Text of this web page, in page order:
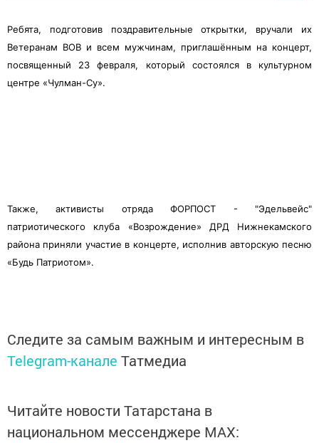
Ребята, подготовив поздравительные открытки, вручали их
Ветеранам ВОВ и всем мужчинам, приглашённым на концерт,
посвященный 23 февраля, который состоялся в культурном
центре «Чулман-Су».
Также, активисты отряда ФОРПОСТ - "Эдельвейс"
патриотического клуба «Возрождение» ДРД Нижнекамского
района приняли участие в концерте, исполнив авторскую песню
«Будь Патриотом».
Следите за самым важным и интересным в
Telegram-канале Татмедиа
Читайте новости Татарстана в
национальном мессенджере MАХ: